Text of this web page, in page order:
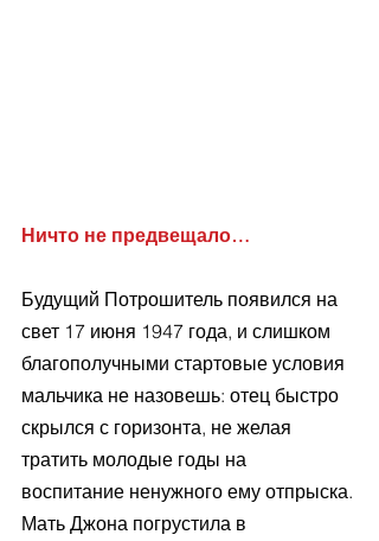
Ничто не предвещало…
Будущий Потрошитель появился на
свет 17 июня 1947 года, и слишком
благополучными стартовые условия
мальчика не назовешь: отец быстро
скрылся с горизонта, не желая
тратить молодые годы на
воспитание ненужного ему отпрыска.
Мать Джона погрустила в